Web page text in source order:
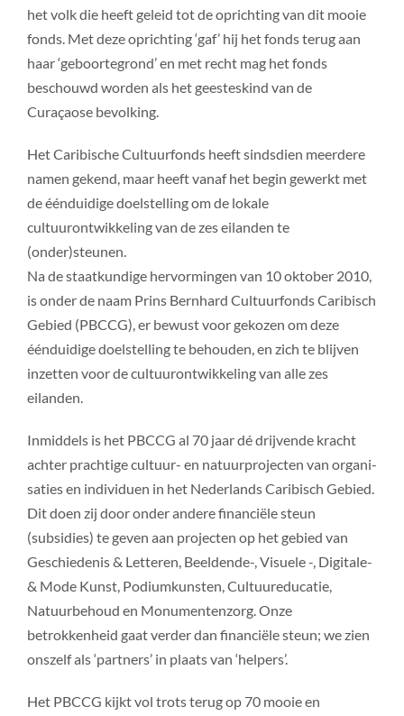
het volk die heeft geleid tot de oprichting van dit mooie
fonds. Met deze oprichting ‘gaf’ hij het fonds terug aan
haar ‘geboortegrond’ en met recht mag het fonds
beschouwd worden als het geesteskind van de
Curaçaose bevolking.
Het Caribische Cultuurfonds heeft sindsdien meerdere
namen gekend, maar heeft vanaf het begin gewerkt met
de éénduidige doelstelling om de lokale
cultuurontwikkeling van de zes eilanden te
(onder)steunen.
Na de staatkundige hervormingen van 10 oktober 2010,
is onder de naam Prins Bernhard Cultuurfonds Caribisch
Gebied (PBCCG), er bewust voor gekozen om deze
éénduidige doelstelling te behouden, en zich te blijven
inzetten voor de cultuur­ontwikkeling van alle zes
eilanden.
Inmiddels is het PBCCG al 70 jaar dé drijvende kracht
achter prachtige cultuur- en natuurprojecten van organi­
saties en individuen in het Nederlands Caribisch Gebied.
Dit doen zij door onder andere financiële steun
(subsidies) te geven aan projecten op het gebied van
Geschiedenis & Letteren, Beeldende-, Visuele -, Digitale-
& Mode Kunst, Podiumkunsten, Cultuureducatie,
Natuurbehoud en Monu­menten­zorg. Onze
betrokkenheid gaat verder dan financiële steun; we zien
onszelf als ‘partners’ in plaats van ‘helpers’.
Het PBCCG kijkt vol trots terug op 70 mooie en